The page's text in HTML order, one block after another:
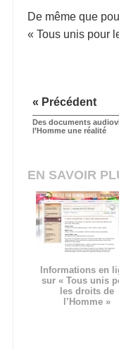
De même que
« Tous unis pour
« Précédent
Des documents
l’Homme une réalité
EN SAVOIR
Informations en
sur « Tous unis
les droits de
l’Homme »